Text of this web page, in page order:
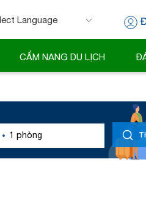
CẨM NANG DU LỊCH
· 1 phòng